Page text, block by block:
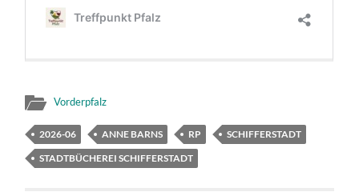
Vorderpfalz
2026-06 ANNE BARNS RP
SCHIFFERSTADT
STADTBÜCHEREI SCHIFFERSTADT